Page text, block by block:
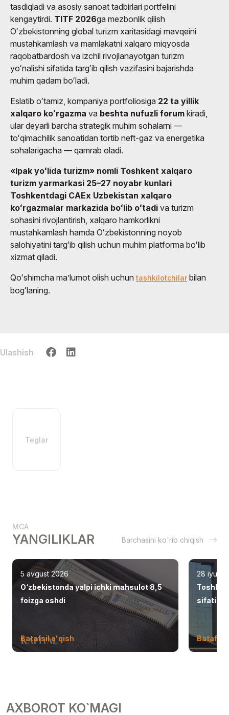
tasdiqladi va asosiy sanoat tadbirlari portfelini
kengaytirdi. TITF 2026ga mezbonlik qilish
Oʻzbekistonning global turizm xaritasidagi mavqeini
mustahkamlash va mamlakatni xalqaro miqyosda
raqobatbardosh va izchil rivojlanayotgan turizm
yoʻnalishi sifatida targʻib qilish vazifasini bajarishda
muhim qadam boʻladi.
Eslatib oʻtamiz, kompaniya portfoliosiga 22 ta yillik
xalqaro koʻrgazma va beshta nufuzli forum kiradi,
ular deyarli barcha strategik muhim sohalarni —
toʻqimachilik sanoatidan tortib neft-gaz va energetika
sohalarigacha — qamrab oladi.
«Ipak yoʻlida turizm» nomli Toshkent xalqaro
turizm yarmarkasi 25–27 noyabr kunlari
Toshkentdagi CAEx Uzbekistan xalqaro
koʻrgazmalar markazida boʻlib oʻtadi va turizm
sohasini rivojlantirish, xalqaro hamkorlikni
mustahkamlash hamda Oʻzbekistonning noyob
salohiyatini targʻib qilish uchun muhim platforma boʻlib
xizmat qiladi.
Qoʻshimcha maʼlumot olish uchun tashkilotchilarbilan
bogʻlaning.
Ulashish
Teglar
MCA
YANGILIKLAR Barchasini ko'rib chiqish
5 avgust 2026
O‘zbekistonda yalpi ichki mahsulot 8,5
foizga oshdi
Batafsil o'qish
28 iyul
Batafsil
AXBOROT KO`MAGI